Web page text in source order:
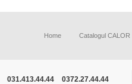
Home Catalogul CALOR
031.413.44.44 0372.27.44.44